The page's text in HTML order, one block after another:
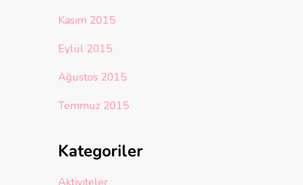
Kasım 2015
Eylül 2015
Ağustos 2015
Temmuz 2015
Kategoriler
Aktiviteler